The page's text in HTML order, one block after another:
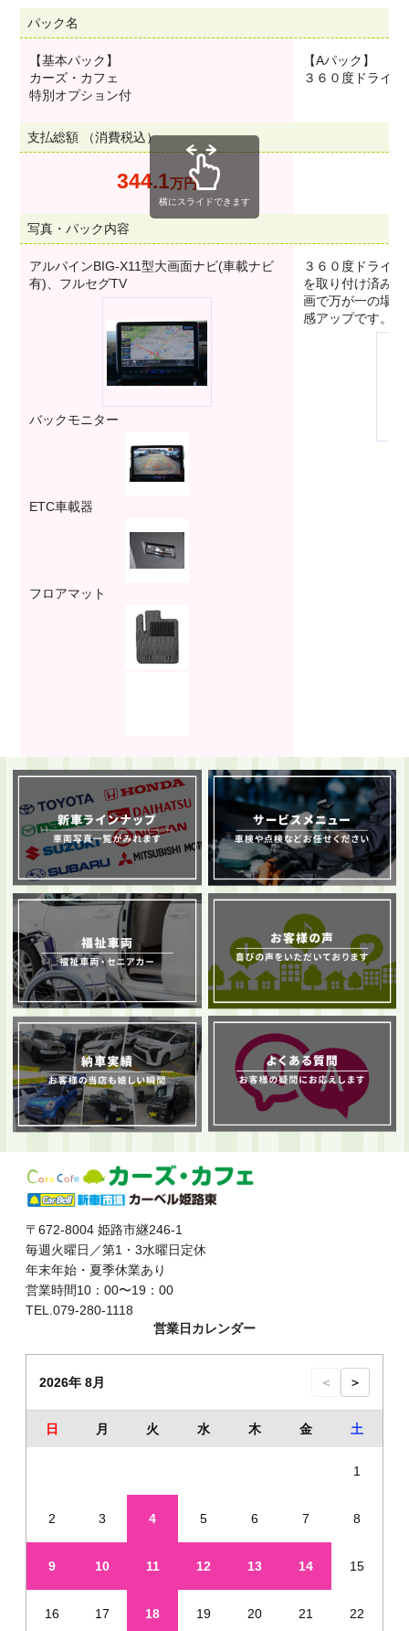
パック名
【基本パック】
カーズ・カフェ
特別オプション付
【Aパック】
３６０度ドライ
支払総額 （消費税込）
344.1万円
写真・パック内容
アルパインBIG-X11型大画面ナビ(車載ナビ
有)、フルセグTV
バックモニター
ETC車載器
フロアマット
３６０度ドライ
を取り付け済み
画で万が一の場
感アップです。
横にスライドできます
〒672-8004 姫路市継246-1
毎週火曜日／第1・3水曜日定休
年末年始・夏季休業あり
営業時間10：00〜19：00
TEL.079-280-1118
営業日カレンダー
2026年 8月 ＜ ＞
日 月 火 水 木 金 土
1
2 3 4 5 6 7 8
9 10 11 12 13 14 15
16 17 18 19 20 21 22